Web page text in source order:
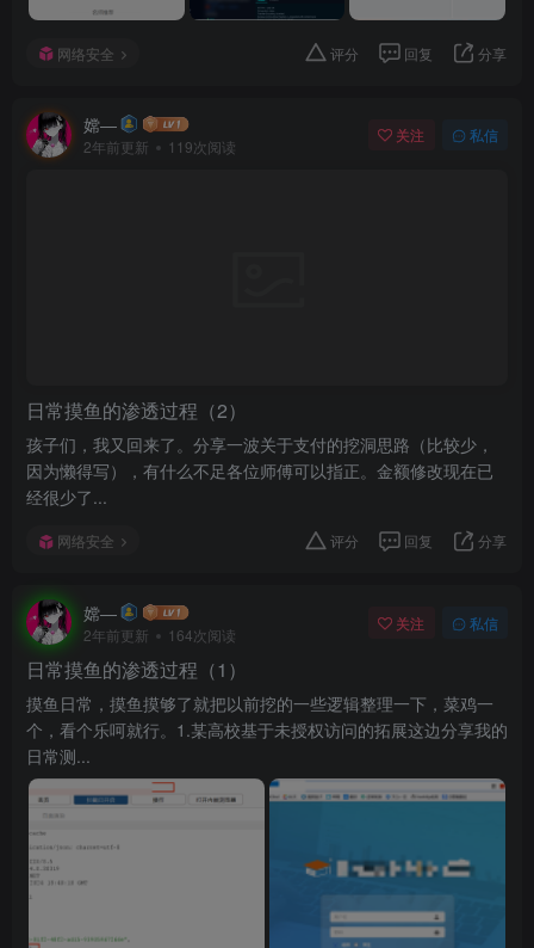
网络安全 评分 回复 分享
嫦—
2年前更新 119次阅读
关注 私信
日常摸鱼的渗透过程（2）
孩子们，我又回来了。分享一波关于支付的挖洞思路（比较少，
因为懒得写），有什么不足各位师傅可以指正。金额修改现在已
经很少了...
网络安全 评分 回复 分享
嫦—
2年前更新 164次阅读
关注 私信
日常摸鱼的渗透过程（1）
摸鱼日常，摸鱼摸够了就把以前挖的一些逻辑整理一下，菜鸡一
个，看个乐呵就行。1.某高校基于未授权访问的拓展这边分享我的
日常测...